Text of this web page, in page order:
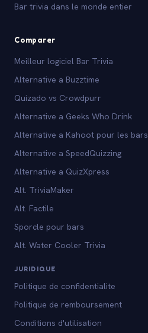
Bar trivia dans le monde entier
Comparer
Meilleur logiciel Bar Trivia
Alternative a Buzztime
Quizado vs Crowdpurr
Alternative a Geeks Who Drink
Alternative a Kahoot pour les bars
Alternative a SpeedQuizzing
Alternative a QuizXpress
Alt. TriviaMaker
Alt. Factile
Sporcle pour bars
Alt. Water Cooler Trivia
JURIDIQUE
Politique de confidentialite
Politique de remboursement
Conditions d'utilisation